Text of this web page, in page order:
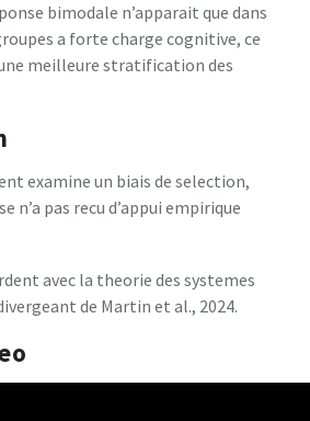
bimodale n’apparait que dans
a forte charge cognitive, ce
meilleure stratification des
examine un biais de selection,
n’a pas recu d’appui empirique
avec la theorie des systemes
de Martin et al., 2024.